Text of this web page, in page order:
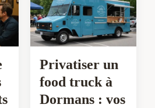
Privatiser un
food truck à
Dormans : vos